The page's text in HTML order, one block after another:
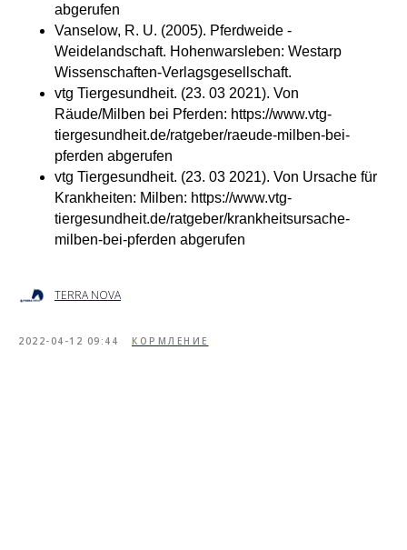
abgerufen
Vanselow, R. U. (2005). Pferdweide -
Weidelandschaft. Hohenwarsleben: Westarp
Wissenschaften-Verlagsgesellschaft.
vtg Tiergesundheit. (23. 03 2021). Von
Räude/Milben bei Pferden: https://www.vtg-
tiergesundheit.de/ratgeber/raeude-milben-bei-
pferden abgerufen
vtg Tiergesundheit. (23. 03 2021). Von Ursache für
Krankheiten: Milben: https://www.vtg-
tiergesundheit.de/ratgeber/krankheitsursache-
milben-bei-pferden abgerufen
TERRA NOVA
2022-04-12 09:44 КОРМЛЕНИЕ
ЗАКАЗАТЬ КОНСУЛЬТАЦИЮ